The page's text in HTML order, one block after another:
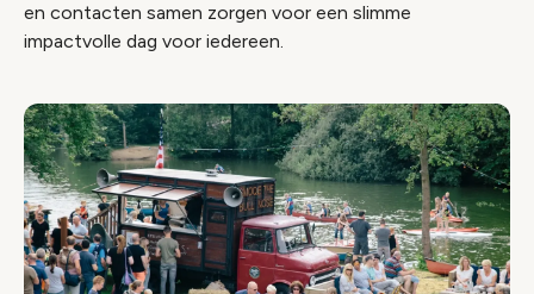
en contacten samen zorgen voor een slimme
impactvolle dag voor iedereen.